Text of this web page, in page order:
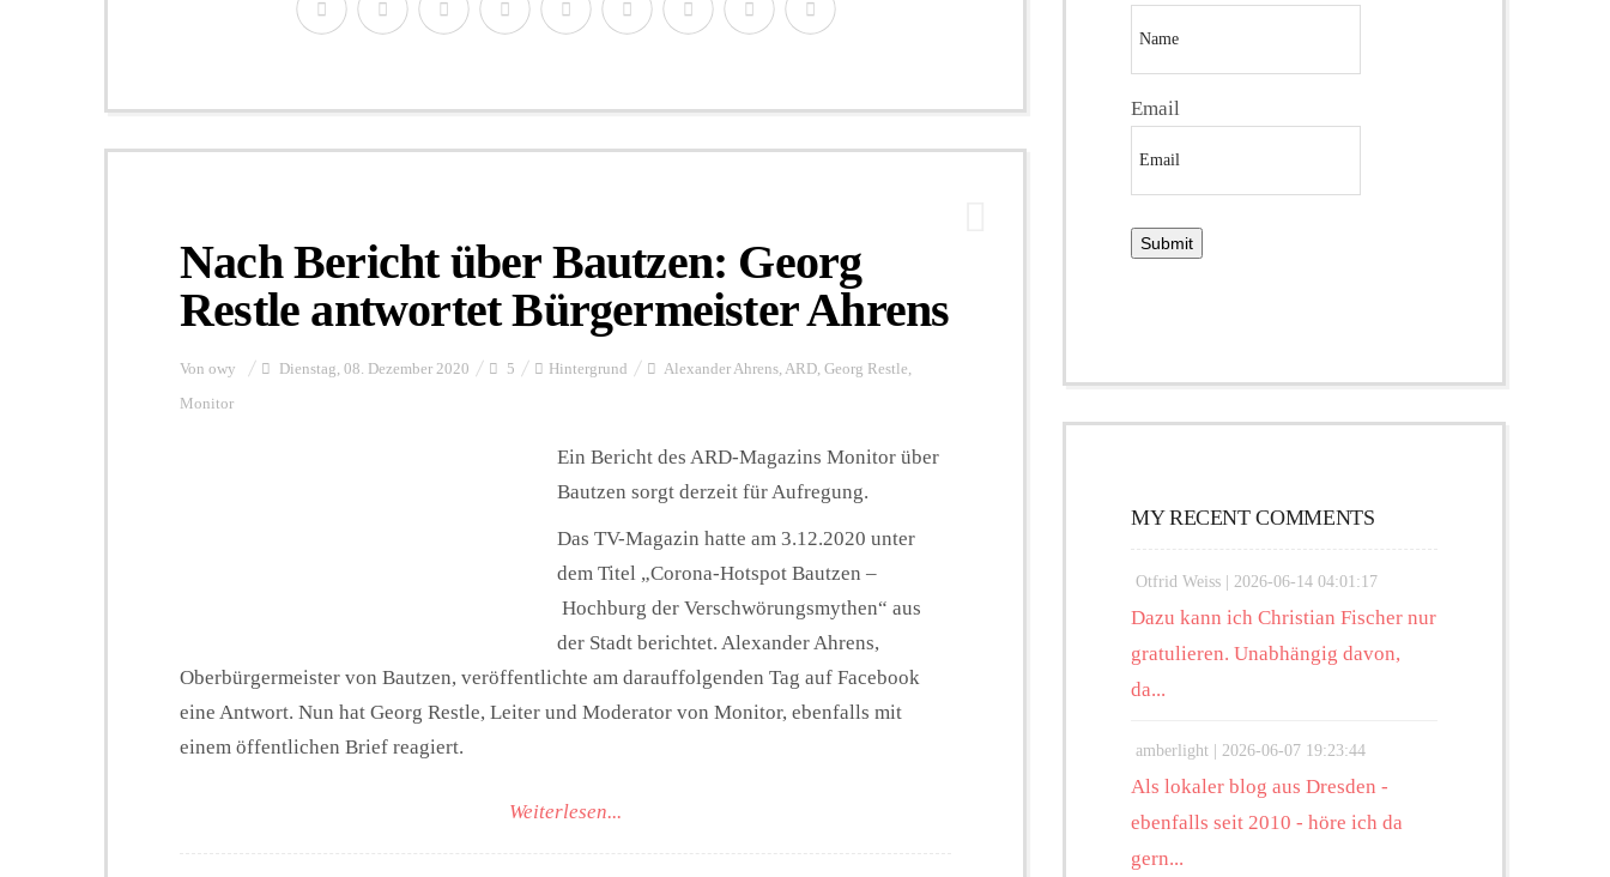
Nach Bericht über Bautzen: Georg
Restle antwortet Bürgermeister Ahrens
Von owy Dienstag, 08. Dezember 2020 5 Hintergrund Alexander Ahrens ARD Georg Restle
Monitor
Ein Bericht des ARD-Magazins Monitor über
Bautzen sorgt derzeit für Aufregung.
Das TV-Magazin hatte am 3.12.2020 unter
dem Titel „Corona-Hotspot Bautzen –
Hochburg der Verschwörungsmythen“ aus
der Stadt berichtet. Alexander Ahrens,
Oberbürgermeister von Bautzen, veröffentlichte am darauffolgenden Tag auf Facebook
eine Antwort. Nun hat Georg Restle, Leiter und Moderator von Monitor, ebenfalls mit
einem öffentlichen Brief reagiert.
Weiterlesen...
Email
MY RECENT COMMENTS
Otfrid Weiss | 2026-06-14 04:01:17
Dazu kann ich Christian Fischer nur
gratulieren. Unabhängig davon,
da...
amberlight | 2026-06-07 19:23:44
Als lokaler blog aus Dresden -
ebenfalls seit 2010 - höre ich da
gern...